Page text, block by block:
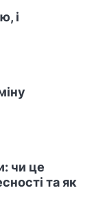
і
чи це
та як